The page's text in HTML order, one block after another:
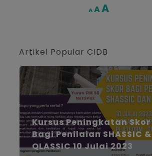
A Decrease
AReset
AIncrease
Artikel Popular CIDB
Kursus Peningkatan Skor
Bagi Penilaian SHASSIC &
QLASSIC 10 Julai 2023